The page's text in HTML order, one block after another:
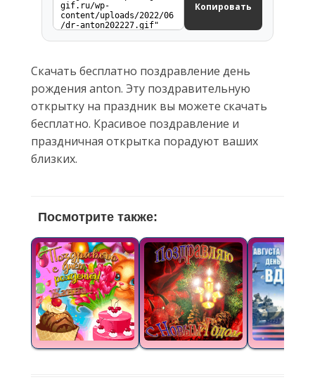
Копировать
Скачать бесплатно поздравление день
рождения anton. Эту поздравительную
открытку на праздник вы можете скачать
бесплатно. Красивое поздравление и
праздничная открытка порадуют ваших
близких.
Посмотрите также: